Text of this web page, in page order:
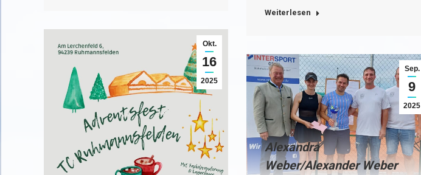
Weiterlesen
Okt.
16
2025
Sep.
9
2025
Alexandra
Weber/Alexander Weber